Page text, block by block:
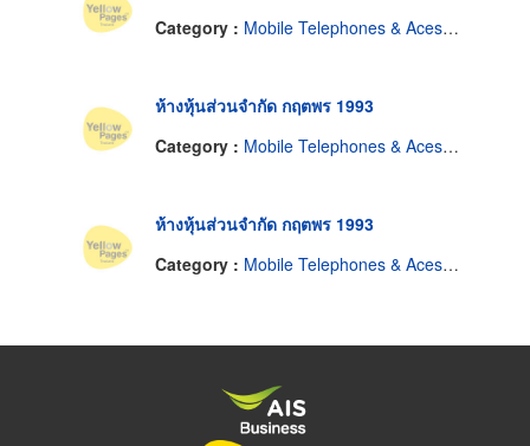
Category : Mobile Telephones & Acessories
ห้างหุ้นส่วนจำกัด กฤตพร 1993
Category : Mobile Telephones & Acessories
ห้างหุ้นส่วนจำกัด กฤตพร 1993
Category : Mobile Telephones & Acessories